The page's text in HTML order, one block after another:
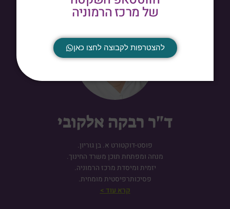
ד"ר רבקה אלקובי
פוסט-דוקטורט א. בן גוריון.
מנחה ומפתחת תוכן משרד החינוך.
יזמית ומיסדת מרכז הרמוניה.
פסיכותרפיסטית מומחית.
קרא עוד >
של מרכז הרמוניה
להצטרפות לקבוצה לחצו כאן